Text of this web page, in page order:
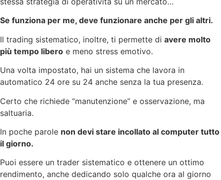
Se funziona per me, deve funzionare anche per gli altri.
Il trading sistematico, inoltre, ti permette di avere molto
più tempo libero e meno stress emotivo.
Una volta impostato, hai un sistema che lavora in
automatico 24 ore su 24 anche senza la tua presenza.
Certo che richiede “manutenzione” e osservazione, ma
saltuaria.
In poche parole non devi stare incollato al computer tutto
il giorno.
Puoi essere un trader sistematico e ottenere un ottimo
rendimento, anche dedicando solo qualche ora al giorno